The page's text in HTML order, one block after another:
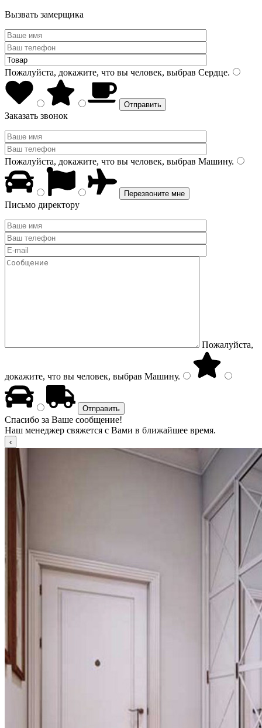
Вызвать замерщика
Пожалуйста, докажите, что вы человек, выбрав Сердце.
Заказать звонок
Пожалуйста, докажите, что вы человек, выбрав Машину.
Письмо директору
Пожалуйста,
докажите, что вы человек, выбрав Машину.
Спасибо за Ваше сообщение!
Наш менеджер свяжется с Вами в ближайшее время.